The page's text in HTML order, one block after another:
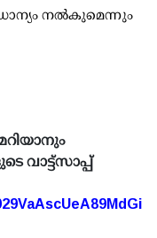
നല്‍കുമെന്നും
വാട്ട്സാപ്പ്